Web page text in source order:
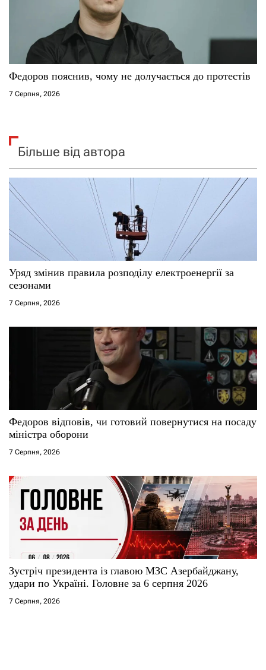
Федоров пояснив, чому не долучається до протестів
7 Серпня, 2026
Більше від автора
Уряд змінив правила розподілу електроенергії за
сезонами
7 Серпня, 2026
Федоров відповів, чи готовий повернутися на посаду
міністра оборони
7 Серпня, 2026
Зустріч президента із главою МЗС Азербайджану,
удари по Україні. Головне за 6 серпня 2026
7 Серпня, 2026